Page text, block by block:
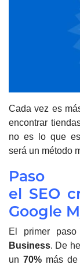
Cada vez es
encontrar
no es lo que
será un método
el SEO
Google
El primer
Business. De
un70% más